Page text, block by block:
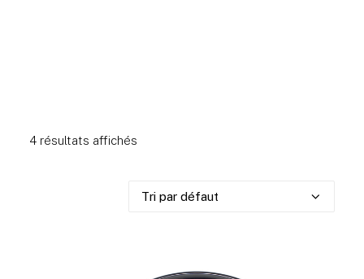
4 résultats affichés